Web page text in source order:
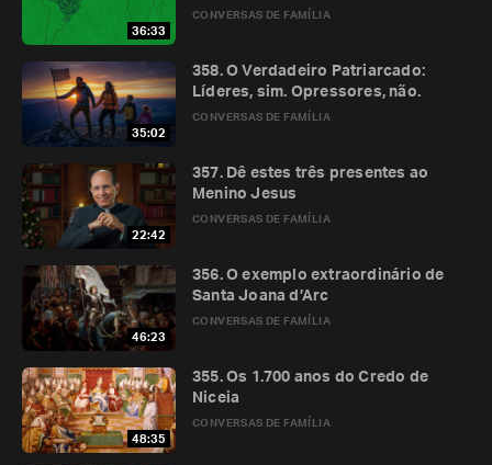
36:33
CONVERSAS DE FAMÍLIA
35:02
CONVERSAS DE FAMÍLIA
358. O Verdadeiro Patriarcado:
Líderes, sim. Opressores, não.
22:42
CONVERSAS DE FAMÍLIA
357. Dê estes três presentes ao
Menino Jesus
46:23
CONVERSAS DE FAMÍLIA
356. O exemplo extraordinário de
Santa Joana d’Arc
48:35
CONVERSAS DE FAMÍLIA
355. Os 1.700 anos do Credo de
Niceia